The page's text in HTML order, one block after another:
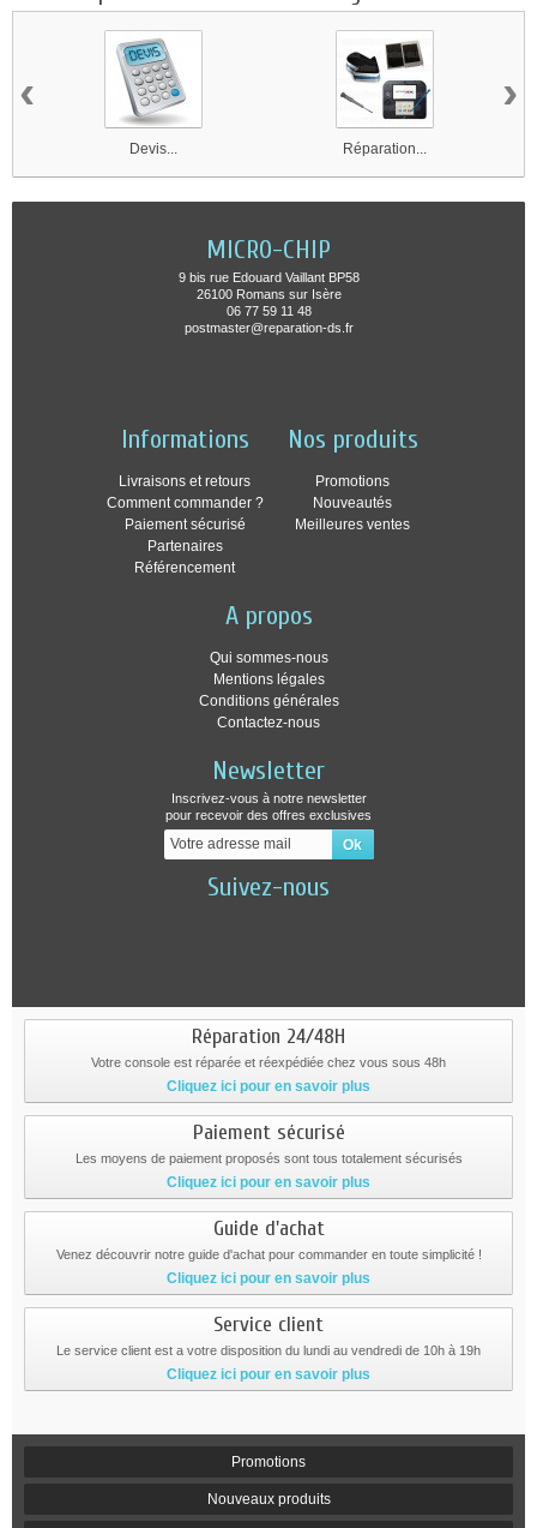
Devis... Réparation...
‹ ›
MICRO-CHIP
9 bis rue Edouard Vaillant BP58
26100 Romans sur Isère
06 77 59 11 48
postmaster@reparation-ds.fr
Informations
Livraisons et retours
Comment commander ?
Paiement sécurisé
Partenaires
Référencement
Nos produits
Promotions
Nouveautés
Meilleures ventes
A propos
Qui sommes-nous
Mentions légales
Conditions générales
Contactez-nous
Newsletter
Inscrivez-vous à notre newsletter
pour recevoir des offres exclusives
Suivez-nous
Réparation 24/48H
Votre console est réparée et réexpédiée chez vous sous 48h
Cliquez ici pour en savoir plus
Paiement sécurisé
Les moyens de paiement proposés sont tous totalement sécurisés
Cliquez ici pour en savoir plus
Guide d'achat
Venez découvrir notre guide d'achat pour commander en toute simplicité !
Cliquez ici pour en savoir plus
Service client
Le service client est a votre disposition du lundi au vendredi de 10h à 19h
Cliquez ici pour en savoir plus
Promotions
Nouveaux produits